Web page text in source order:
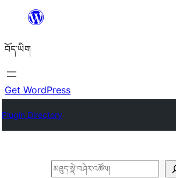
content
བོད་ཡིག
Get WordPress
Plugin Directory
བཤེར་